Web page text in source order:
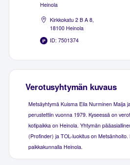
Heinola
Kirkkokatu 2 B A 8,
18100 Heinola
ID: 7501374
Verotusyhtymän kuvaus
Metsäyhtymä Kuisma Eila Nurminen Maija
perustettiin vuonna 1979. Kyseessä on
kotipaikka on Heinola. Yhtymän
(Profinder) ja TOL-luokitus on Metsänhoito.
paikkakunnalla Heinola.